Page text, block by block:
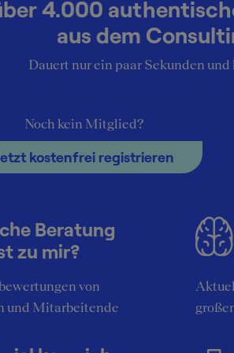
General of
Praktikum)
Strasbourg
4.000
aus dem
Dauert nur ein paar Sekunden
Noch kein Mitglied?
kostenfrei registrieren
Beratung
zu mir?
von
und Mitarbeitende